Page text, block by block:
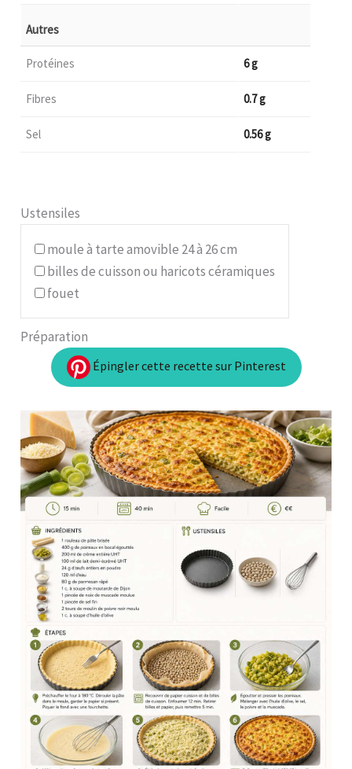
Autres
Protéines 6 g
Fibres 0.7 g
Sel 0.56 g
Ustensiles
moule à tarte amovible 24 à 26 cm
billes de cuisson ou haricots céramiques
fouet
Préparation
Épingler cette recette sur Pinterest